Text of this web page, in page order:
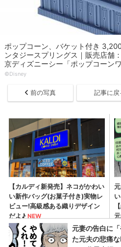
ポップコーン、バケット付き
ンタジースプリングス｜販売店舗
京ディズニーシー「ポップコーンワ
©Disney
前の写真 記事に戻